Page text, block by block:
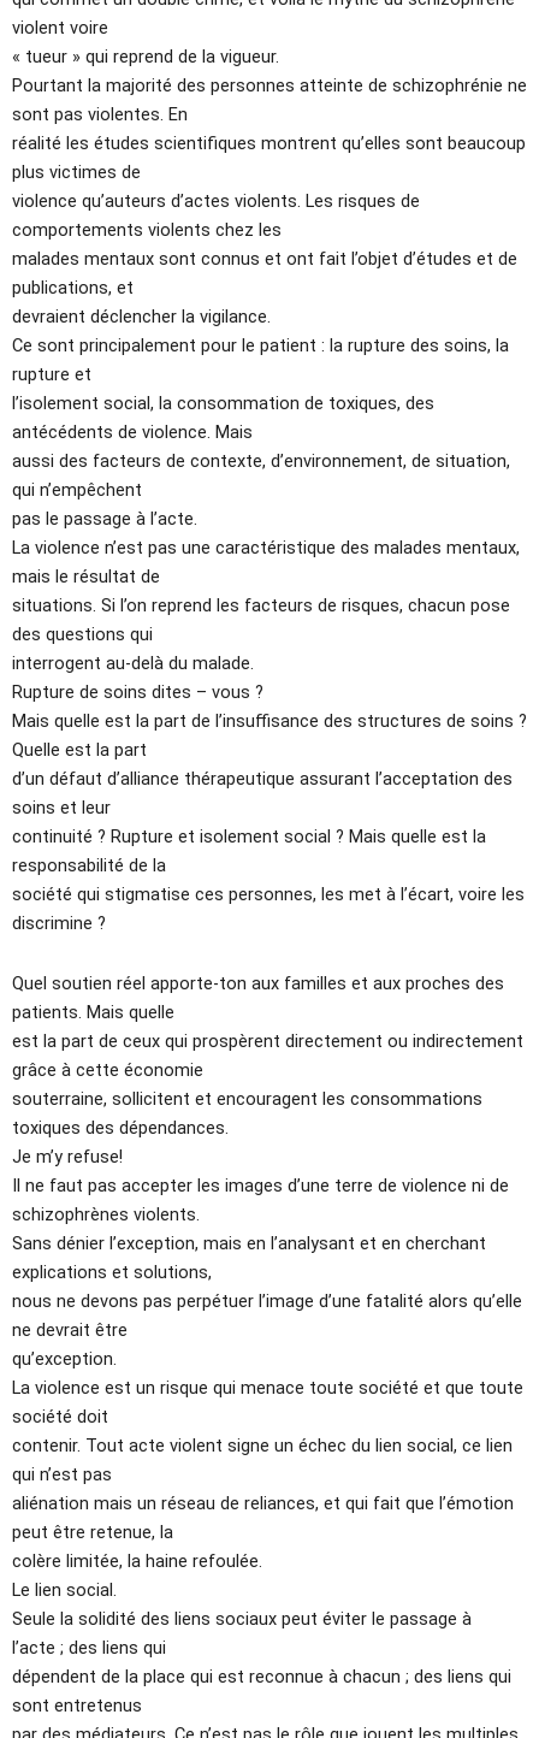
violent voire
« tueur » qui reprend de la vigueur.
Pourtant la majorité des personnes atteinte de schizophrénie ne
sont pas violentes. En
réalité les études scientifiques montrent qu’elles sont beaucoup
plus victimes de
violence qu’auteurs d’actes violents. Les risques de
comportements violents chez les
malades mentaux sont connus et ont fait l’objet d’études et de
publications, et
devraient déclencher la vigilance.
Ce sont principalement pour le patient : la rupture des soins, la
rupture et
l’isolement social, la consommation de toxiques, des
antécédents de violence. Mais
aussi des facteurs de contexte, d’environnement, de situation,
qui n’empêchent
pas le passage à l’acte.
La violence n’est pas une caractéristique des malades mentaux,
mais le résultat de
situations. Si l’on reprend les facteurs de risques, chacun pose
des questions qui
interrogent au-delà du malade.
Rupture de soins dites – vous ?
Mais quelle est la part de l’insuffisance des structures de soins ?
Quelle est la part
d’un défaut d’alliance thérapeutique assurant l’acceptation des
soins et leur
continuité ? Rupture et isolement social ? Mais quelle est la
responsabilité de la
société qui stigmatise ces personnes, les met à l’écart, voire les
discrimine ?
Quel soutien réel apporte-ton aux familles et aux proches des
patients. Mais quelle
est la part de ceux qui prospèrent directement ou indirectement
grâce à cette économie
souterraine, sollicitent et encouragent les consommations
toxiques des dépendances.
Je m’y refuse!
Il ne faut pas accepter les images d’une terre de violence ni de
schizophrènes violents.
Sans dénier l’exception, mais en l’analysant et en cherchant
explications et solutions,
nous ne devons pas perpétuer l’image d’une fatalité alors qu’elle
ne devrait être
qu’exception.
La violence est un risque qui menace toute société et que toute
société doit
contenir. Tout acte violent signe un échec du lien social, ce lien
qui n’est pas
aliénation mais un réseau de reliances, et qui fait que l’émotion
peut être retenue, la
colère limitée, la haine refoulée.
Le lien social.
Seule la solidité des liens sociaux peut éviter le passage à
l’acte ; des liens qui
dépendent de la place qui est reconnue à chacun ; des liens qui
sont entretenus